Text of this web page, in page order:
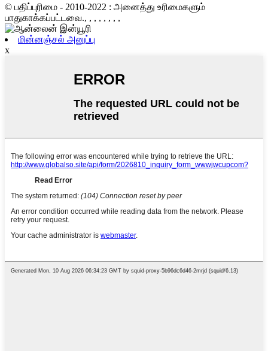
© பதிப்புரிமை - 2010-2022 : அனைத்து உரிமைகளும்
பாதுகாக்கப்பட்டவை., , , , , , , ,
மின்னஞ்சல் அனுப்பு
x